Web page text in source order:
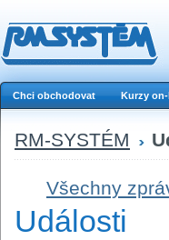
Chci obchodovat Kurzy
RM-SYSTÉM
Všechny
Události